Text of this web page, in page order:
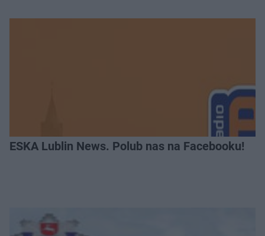
ESKA Lublin News. Polub nas na Facebooku!